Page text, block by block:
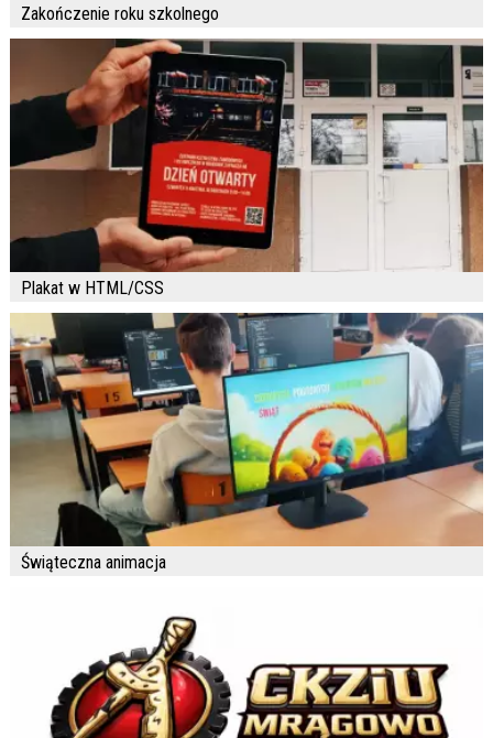
Zakończenie roku szkolnego
Plakat w HTML/CSS
Świąteczna animacja